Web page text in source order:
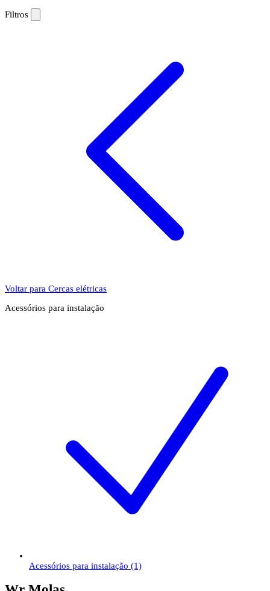
Filtros
Voltar para Cercas elétricas
Acessórios para instalação
Acessórios para instalação (1)